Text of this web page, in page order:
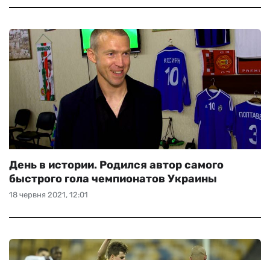
18 червня 2021, 12:01
День в истории. Родился автор самого
быстрого гола чемпионатов Украины